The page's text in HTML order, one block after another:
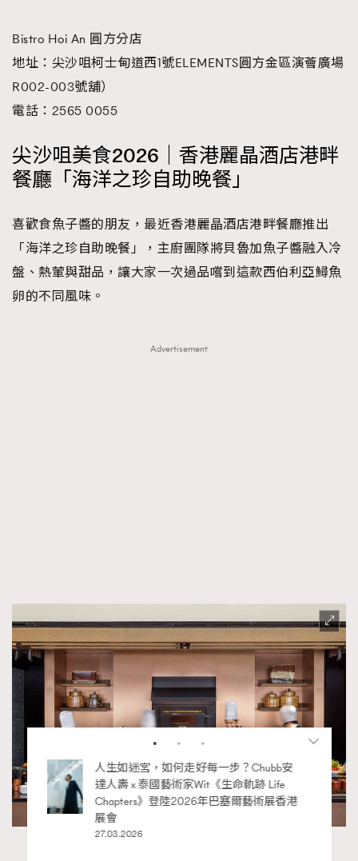
Bistro Hoi An 圓方分店
地址：尖沙咀柯士甸道西1號ELEMENTS圓方金區演薈廣場
R002-003號舖）
電話：2565 0055
尖沙咀美食2026｜香港麗晶酒店港畔
餐廳「海洋之珍自助晚餐」
喜歡食魚子醬的朋友，最近香港麗晶酒店港畔餐廳推出
「海洋之珍自助晚餐」，主廚團隊將貝魯加魚子醬融入冷
盤、熱葷與甜品，讓大家一次過品嚐到這款西伯利亞鱘魚
卵的不同風味。
Advertisement